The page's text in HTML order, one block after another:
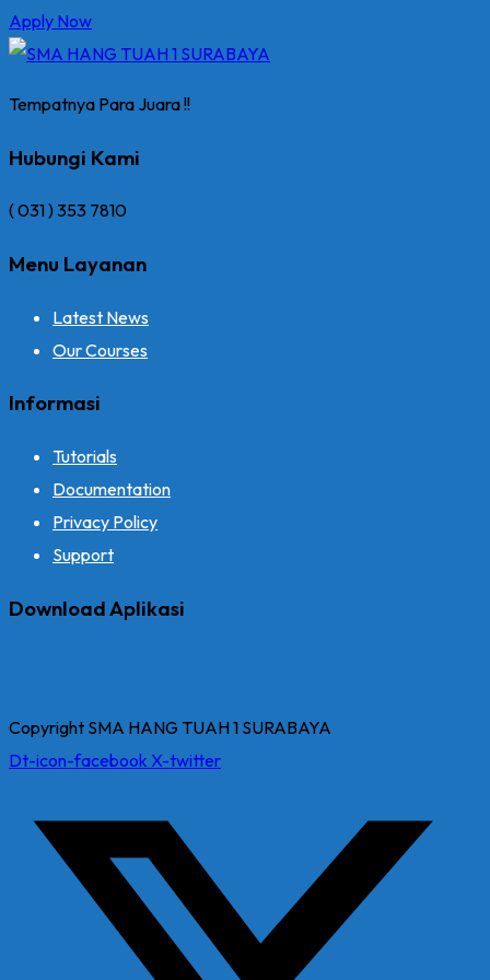
Apply Now
Tempatnya Para Juara !!
Hubungi Kami
( 031 ) 353 7810
Menu Layanan
Latest News
Our Courses
Informasi
Tutorials
Documentation
Privacy Policy
Support
Download Aplikasi
Copyright SMA HANG TUAH 1 SURABAYA
Dt-icon-facebook X-twitter